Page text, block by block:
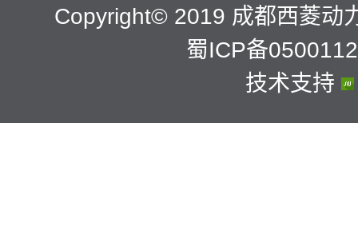
Copyright© 2019 成都西菱动
蜀ICP备
技术支持